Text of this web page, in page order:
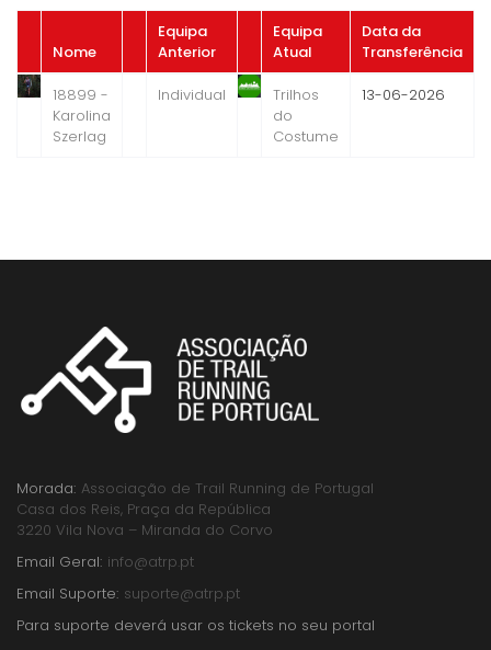
Nome
Equipa
Anterior
Equipa
Atual
Data da
Transferência
18899 -
Karolina
Szerlag
Individual
Trilhos
do
Costume
13-06-2026
Morada: Associação de Trail Running de Portugal
Casa dos Reis, Praça da República
3220 Vila Nova – Miranda do Corvo
Email Geral: info@atrp.pt
Email Suporte: suporte@atrp.pt
Para suporte deverá usar os tickets no seu portal